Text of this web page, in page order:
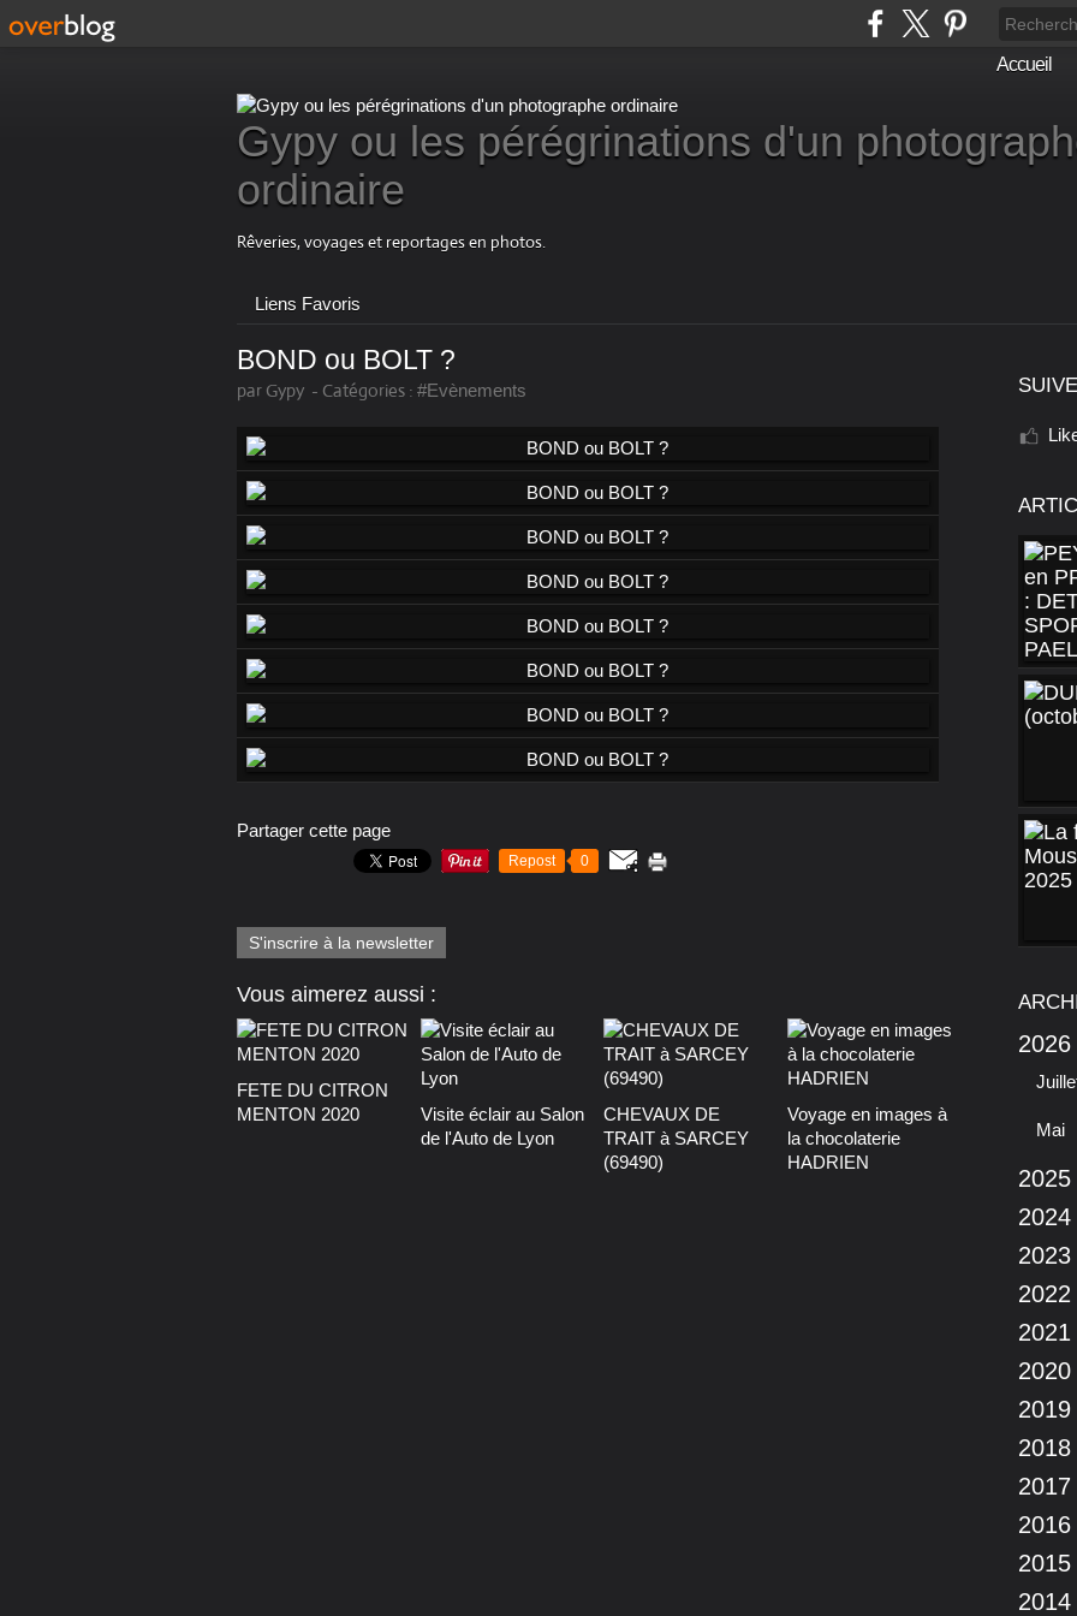
Accueil
Gypy ou les pérégrinations d'un
ordinaire
Rêveries, voyages et reportages en photos.
Liens Favoris
BOND ou BOLT ?
par Gypy - Catégories : #Evènements
Partager cette page
Repost 0
S'inscrire à la newsletter
Vous aimerez aussi :
FETE DU CITRON
MENTON 2020
Visite éclair au Salon
de l'Auto de Lyon
CHEVAUX DE
TRAIT à SARCEY
(69490)
Voyage en images à
la chocolaterie
HADRIEN
2026
Mai
2025
2024
2023
2022
2021
2020
2019
2018
2017
2016
2015
2014